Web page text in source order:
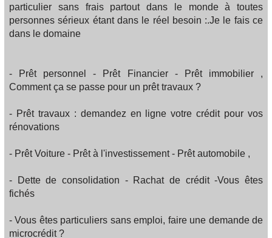
particulier sans frais partout dans le monde à toutes
personnes sérieux étant dans le réel besoin :.Je le fais ce
dans le domaine
- Prêt personnel - Prêt Financier - Prêt immobilier ,
Comment ça se passe pour un prêt travaux ?
- Prêt travaux : demandez en ligne votre crédit pour vos
rénovations
- Prêt Voiture - Prêt à l'investissement - Prêt automobile ,
- Dette de consolidation - Rachat de crédit -Vous êtes
fichés
- Vous êtes particuliers sans emploi, faire une demande de
microcrédit ?